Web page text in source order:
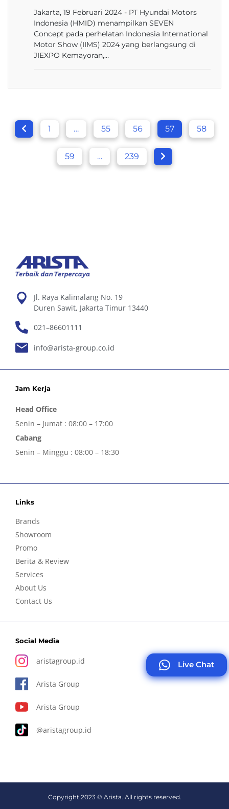
Jakarta, 19 Februari 2024 - PT Hyundai Motors
Indonesia (HMID) menampilkan SEVEN
Concept pada perhelatan Indonesia International
Motor Show (IIMS) 2024 yang berlangsung di
JIEXPO Kemayoran,…
1 … 55 56 57 58
59 … 239
Jl. Raya Kalimalang No. 19
Duren Sawit, Jakarta Timur 13440
021–86601111
info@arista-group.co.id
Jam Kerja
Head Office
Senin – Jumat : 08:00 – 17:00
Cabang
Senin – Minggu : 08:00 – 18:30
Links
Brands
Showroom
Promo
Berita & Review
Services
About Us
Contact Us
Social Media
aristagroup.id
Arista Group
Arista Group
@aristagroup.id
Copyright 2023 © Arista. All rights reserved.
Live Chat